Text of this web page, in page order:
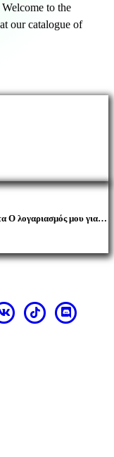
to the
our catalogue of
Ο λογαριασμός μου για